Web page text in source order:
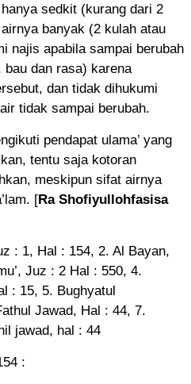
sedkit (kurang dari 2
banyak (2 kulah atau
najis apabila sampai berubah
dan rasa) karena
dan tidak dihukumi
tidak sampai berubah.
pendapat ulama’ yang
tentu saja kotoran
meskipun sifat airnya
[Ra Shofiyullohfasisa
: 1, Hal : 154, 2. Al Bayan,
Juz : 2 Hal : 550, 4.
: 15, 5. Bughyatul
Jawad, Hal : 44, 7.
jawad, hal : 44
: